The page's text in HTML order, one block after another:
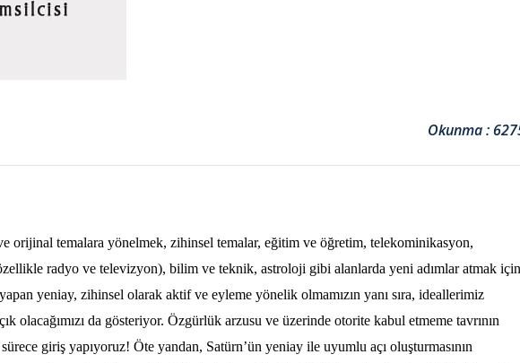
Okunma :
orijinal temalara yönelmek, zihinsel temalar, eğitim ve öğretim, telekominikasyon,
radyo ve televizyon), bilim ve teknik, astroloji gibi alanlarda yeni adımlar atmak için
yeniay, zihinsel olarak aktif ve eyleme yönelik olmamızın yanı sıra, ideallerimiz
olacağımızı da gösteriyor. Özgürlük arzusu ve üzerinde otorite kabul etmeme tavrının
giriş yapıyoruz! Öte yandan, Satürn’ün yeniay ile uyumlu açı oluşturmasının